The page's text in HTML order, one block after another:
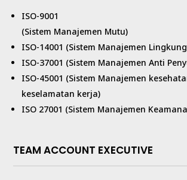
ISO-9001
(Sistem Manajemen Mutu)
ISO-14001 (Sistem Manajemen
ISO-37001 (Sistem Manajemen Anti
ISO-45001 (Sistem Manajemen
keselamatan kerja)
ISO 27001 (Sistem Manajemen
TEAM ACCOUNT EXECUTIVE